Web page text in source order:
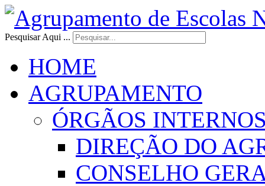
Pesquisar Aqui ...
HOME
AGRUPAMENTO
ÓRGÃOS
DIREÇÃO DO
CONSELHO